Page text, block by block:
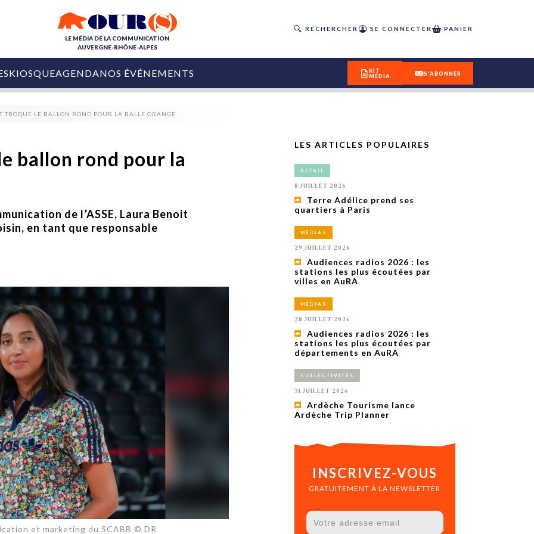
LE MÉDIA DE LA COMMUNICATION
AUVERGNE-RHÔNE-ALPES
RECHERCHER SE CONNECTER PANIER
Nice : Denis Zanon
est décédé
Tourisme lance
Ardèche Trip
rejoint Sainte-Foy-
lès-Lyon
29 JUILLET 2026
saison autour de son concept autour de
la déconnexion, en digital et au cinéma.
marketing et communication, revient sur
la campagne.
1 AN
KIOSQUEAGENDANOS ÉVÉNEMENTS
OURS DE LA COM
OURS DU DIGITAL
KIT
MÉDIA
S'ABONNER
TROQUE LE BALLON ROND POUR LA BALLE ORANGE
ballon rond pour la
de l’ASSE, Laura Benoit
en tant que responsable
et marketing du SCABB © DR
LES ARTICLES POPULAIRES
RETAIL
8 JUILLET 2026
Terre Adélice prend ses
quartiers à Paris
MÉDIAS
29 JUILLET 2026
Audiences radios 2026 : les
stations les plus écoutées par
villes en AuRA
MÉDIAS
28 JUILLET 2026
Audiences radios 2026 : les
stations les plus écoutées par
départements en AuRA
COLLECTIVITÉS
31 JUILLET 2026
Ardèche Tourisme lance
Ardèche Trip Planner
INSCRIVEZ-VOUS
GRATUITEMENT À LA NEWSLETTER